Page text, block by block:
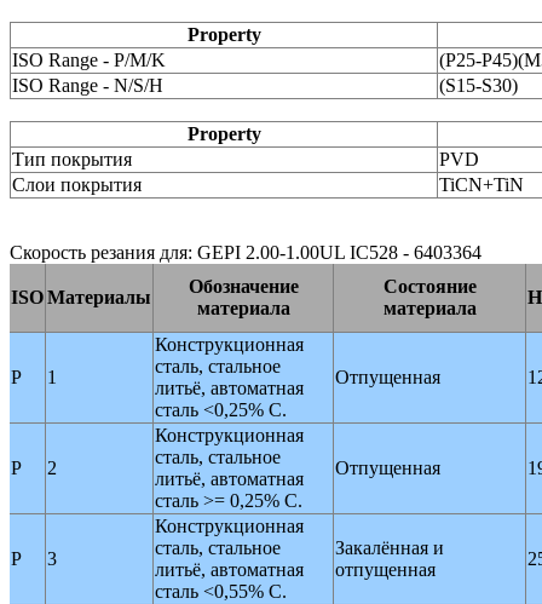
Property
ISO Range - P/M/K
(P25-
ISO Range - N/S/H
(S15-S30)
Property
Тип покрытия
PVD
Слои покрытия
TiCN+TiN
Скорость резания для: GEPI 2.00-1.00UL IC528 - 6403364
ISOМатериалы
Обозначение
материала
Состояние
материала
P 1
Конструкционная
сталь, стальное
литьё, автоматная
сталь <0,25% C.
Отпущенная
P 2
Конструкционная
сталь, стальное
литьё, автоматная
сталь >= 0,25% C.
Отпущенная
P 3
Конструкционная
сталь, стальное
литьё, автоматная
сталь <0,55% C.
Закалённая и
отпущенная